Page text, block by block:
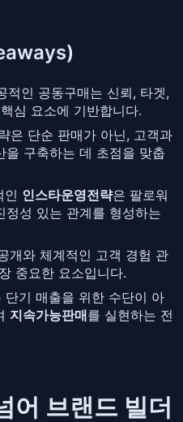
적인 공동구매는 신뢰, 타겟,
심 요소에 기반합니다.
은 단순 판매가 아닌, 고객과
을 구축하는 데 초점을 맞춥
인 인스타운영전략은 팔로워
성 있는 관계를 형성하는
개와 체계적인 고객 경험 관
중요한 요소입니다.
단기 매출을 위한 수단이 아
지속가능판매를 실현하는 전
어 브랜드 빌더